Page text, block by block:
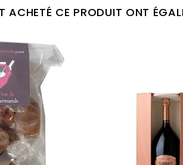
ACHETÉ CE PRODUIT ONT